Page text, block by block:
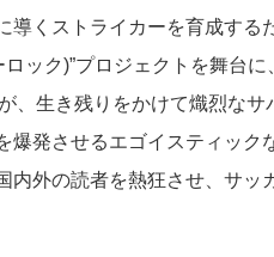
導くストライカーを育成する
ック)”プロジェクトを舞台
、生き残りをかけて熾烈な
爆発させるエゴイスティック
内外の読者を熱狂させ、サッ